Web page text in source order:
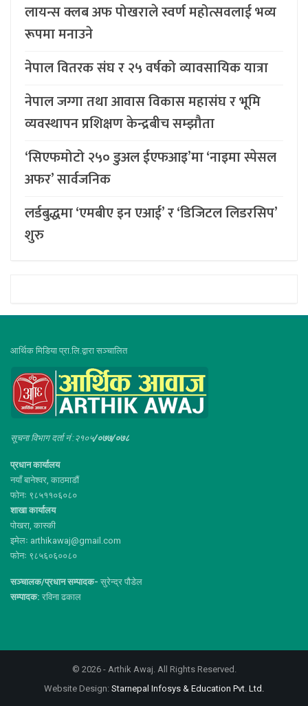
लायन्स क्लब अफ पोखराले स्वर्ण महोत्सवलाई भव्य
रूपमा मनाउने
नेपाल वितरक संघ र २५ वर्षको व्यावसायिक यात्रा
नेपाल जग्गा तथा आवास विकास महासंघ र भूमि
व्यवस्थापन प्रशिक्षण केन्द्रबीच सम्झौता
‘सिएफमोटो २५० डुअल ईएफआइ’मा ‘नाइमा स्पेसल
अफर’ सार्वजनिक
लर्डबुद्धमा ‘एमबीए इन एआई’ र ‘डिजिटल लिडरसिप’
शुरु
आर्थिक मिडिया प्रा.लि.द्वारा सञ्चालित
सूचना विभाग दर्ता नं :२१०५/०७७/०७८
प्रधान कार्यालय
नयाँ बानेश्वर, काठमाडौं
फोनः ९८५११०६०८०
शाखा कार्यालय
पोखरा, कास्की
इमेलः arthikawaj@gmail.com
फोनः ९८५६०६००८०
सञ्चालक/प्रधान सम्पादक- सुरेन्द्र पौडेल
सम्पादक: रविना ढकाल
© 2026 - Arthik Awaj. All Rights Reserved.
Website Design: Starnepal Infosys & Education Pvt. Ltd.